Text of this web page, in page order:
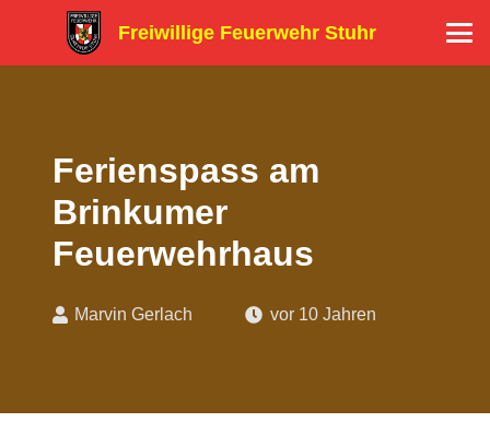
Freiwillige Feuerwehr Stuhr
Ferienspass am
Brinkumer
Feuerwehrhaus
Marvin Gerlach vor 10 Jahren